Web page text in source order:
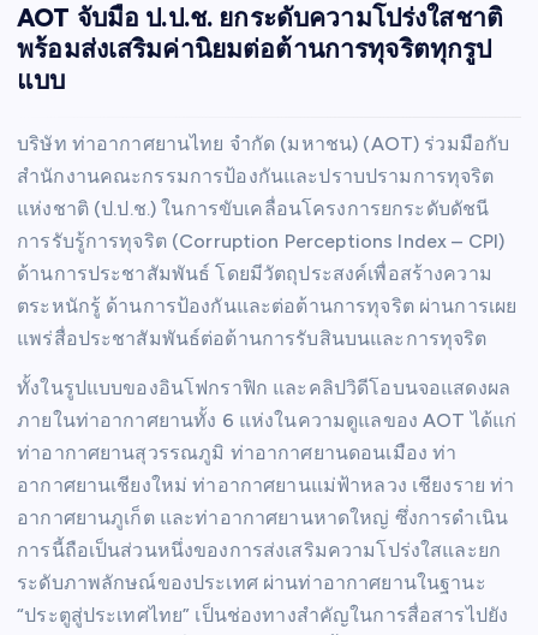
AOT จับมือ ป.ป.ช. ยกระดับความโปร่งใสชาติ
พร้อมส่งเสริมค่านิยมต่อต้านการทุจริตทุกรูป
แบบ
บริษัท ท่าอากาศยานไทย จำกัด (มหาชน) (AOT) ร่วมมือกับ
สำนักงานคณะกรรมการป้องกันและปราบปรามการทุจริต
แห่งชาติ (ป.ป.ช.) ในการขับเคลื่อนโครงการยกระดับดัชนี
การรับรู้การทุจริต (Corruption Perceptions Index – CPI)
ด้านการประชาสัมพันธ์ โดยมีวัตถุประสงค์เพื่อสร้างความ
ตระหนักรู้ ด้านการป้องกันและต่อต้านการทุจริต ผ่านการเผย
แพร่สื่อประชาสัมพันธ์ต่อต้านการรับสินบนและการทุจริต
ทั้งในรูปแบบของอินโฟกราฟิก และคลิปวิดีโอบนจอแสดงผล
ภายในท่าอากาศยานทั้ง 6 แห่งในความดูแลของ AOT ได้แก่
ท่าอากาศยานสุวรรณภูมิ ท่าอากาศยานดอนเมือง ท่า
อากาศยานเชียงใหม่ ท่าอากาศยานแม่ฟ้าหลวง เชียงราย ท่า
อากาศยานภูเก็ต และท่าอากาศยานหาดใหญ่ ซึ่งการดำเนิน
การนี้ถือเป็นส่วนหนึ่งของการส่งเสริมความโปร่งใสและยก
ระดับภาพลักษณ์ของประเทศ ผ่านท่าอากาศยานในฐานะ
“ประตูสู่ประเทศไทย” เป็นช่องทางสำคัญในการสื่อสารไปยัง